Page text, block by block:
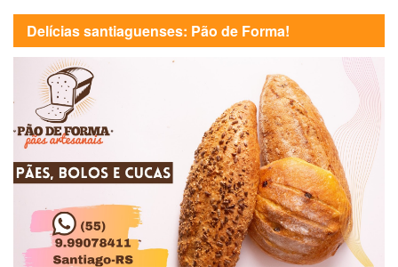
Delícias santiaguenses: Pão de Forma!